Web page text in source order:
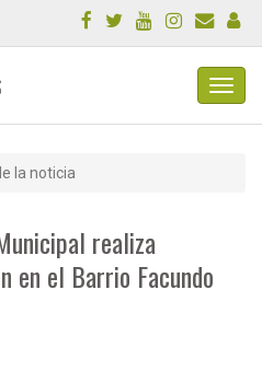
la noticia
realiza
en el Barrio Facundo